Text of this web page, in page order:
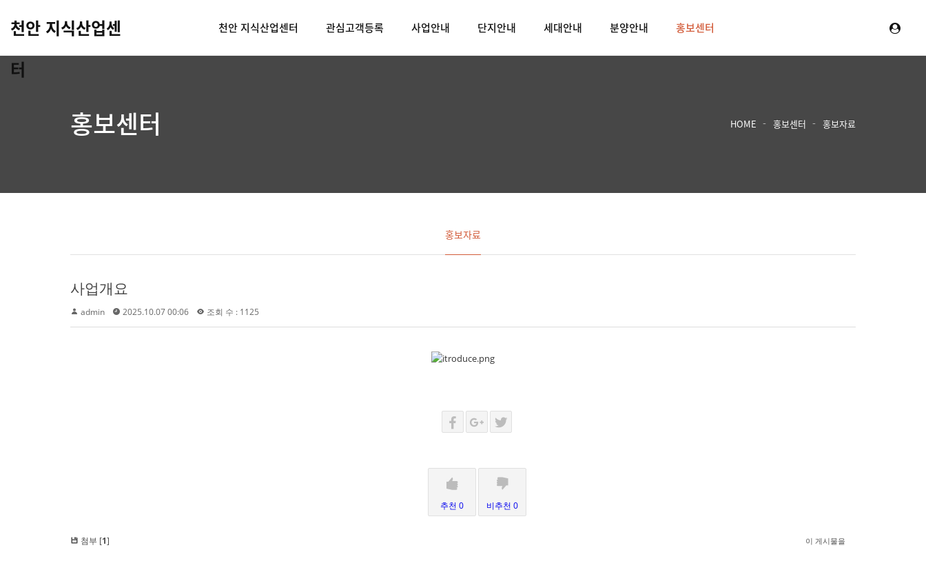
천안 지식산업센
터
천안 지식산업센터 관심고객등록 사업안내 단지안내 세대안내 분양안내 홍보센터
홍보센터 HOME 홍보센터 홍보자료
홍보자료
사업개요
admin 2025.10.07 00:06 조회 수 : 1125
추천 0 비추천 0
첨부 [1] 이 게시물을